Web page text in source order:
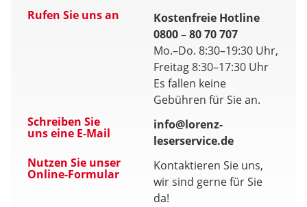
Rufen Sie uns an
Kostenfreie Hotline
0800 – 80 70 707
Mo.–Do. 8:30–19:30 Uhr,
Freitag 8:30–17:30 Uhr
Es fallen keine
Gebühren für Sie an.
Schreiben Sie
uns eine E-Mail
info@lorenz-
leserservice.de
Nutzen Sie unser
Online-Formular
Kontaktieren Sie uns,
wir sind gerne für Sie
da!